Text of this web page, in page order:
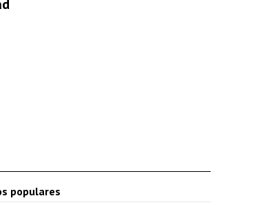
populares